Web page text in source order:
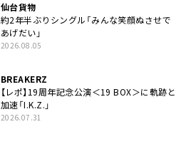
仙台貨物
約2年半ぶりシングル「みんな笑顔ぬさせで
あげだい」
2026.08.05
BREAKERZ
【レポ】19周年記念公演＜19 BOX＞に軌跡と
加速「I.K.Z.」
2026.07.31